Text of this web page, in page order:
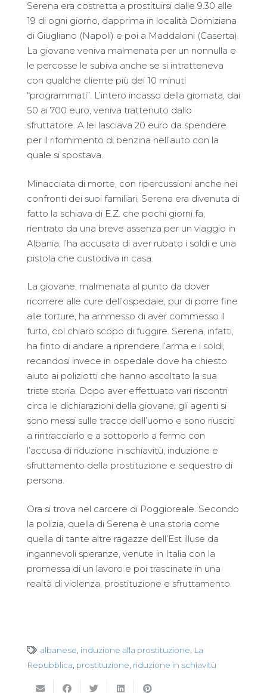
Serena era costretta a prostituirsi dalle 9.30 alle
19 di ogni giorno, dapprima in località Domiziana
di Giugliano (Napoli) e poi a Maddaloni (Caserta).
La giovane veniva malmenata per un nonnulla e
le percosse le subiva anche se si intratteneva
con qualche cliente più dei 10 minuti
“programmati”. L’intero incasso della giornata, dai
50 ai 700 euro, veniva trattenuto dallo
sfruttatore. A lei lasciava 20 euro da spendere
per il rifornimento di benzina nell’auto con la
quale si spostava.
Minacciata di morte, con ripercussioni anche nei
confronti dei suoi familiari, Serena era divenuta di
fatto la schiava di E.Z. che pochi giorni fa,
rientrato da una breve assenza per un viaggio in
Albania, l’ha accusata di aver rubato i soldi e una
pistola che custodiva in casa.
La giovane, malmenata al punto da dover
ricorrere alle cure dell’ospedale, pur di porre fine
alle torture, ha ammesso di aver commesso il
furto, col chiaro scopo di fuggire. Serena, infatti,
ha finto di andare a riprendere l’arma e i soldi,
recandosi invece in ospedale dove ha chiesto
aiuto ai poliziotti che hanno ascoltato la sua
triste storia. Dopo aver effettuato vari riscontri
circa le dichiarazioni della giovane, gli agenti si
sono messi sulle tracce dell’uomo e sono riusciti
a rintracciarlo e a sottoporlo a fermo con
l’accusa di riduzione in schiavitù, induzione e
sfruttamento della prostituzione e sequestro di
persona.
Ora si trova nel carcere di Poggioreale. Secondo
la polizia, quella di Serena è una storia come
quella di tante altre ragazze dell’Est illuse da
ingannevoli speranze, venute in Italia con la
promessa di un lavoro e poi trascinate in una
realtà di violenza, prostituzione e sfruttamento.
albanese, induzione alla prostituzione, La
Repubblica, prostituzione, riduzione in schiavitù